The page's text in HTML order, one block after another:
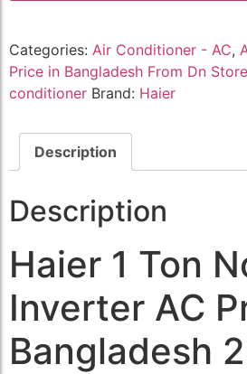
Categories: Air Conditioner - AC,
Price in Bangladesh From Dn
conditioner Brand: Haier
Description
Description
Haier 1 Ton
Inverter AC
Bangladesh